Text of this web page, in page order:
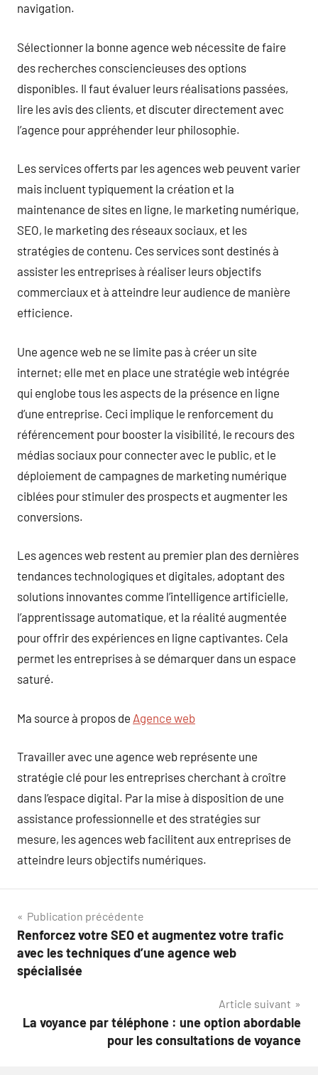
navigation.
Sélectionner la bonne agence web nécessite de faire
des recherches consciencieuses des options
disponibles. Il faut évaluer leurs réalisations passées,
lire les avis des clients, et discuter directement avec
l’agence pour appréhender leur philosophie.
Les services offerts par les agences web peuvent varier
mais incluent typiquement la création et la
maintenance de sites en ligne, le marketing numérique,
SEO, le marketing des réseaux sociaux, et les
stratégies de contenu. Ces services sont destinés à
assister les entreprises à réaliser leurs objectifs
commerciaux et à atteindre leur audience de manière
efficience.
Une agence web ne se limite pas à créer un site
internet; elle met en place une stratégie web intégrée
qui englobe tous les aspects de la présence en ligne
d’une entreprise. Ceci implique le renforcement du
référencement pour booster la visibilité, le recours des
médias sociaux pour connecter avec le public, et le
déploiement de campagnes de marketing numérique
ciblées pour stimuler des prospects et augmenter les
conversions.
Les agences web restent au premier plan des dernières
tendances technologiques et digitales, adoptant des
solutions innovantes comme l’intelligence artificielle,
l’apprentissage automatique, et la réalité augmentée
pour offrir des expériences en ligne captivantes. Cela
permet les entreprises à se démarquer dans un espace
saturé.
Ma source à propos de Agence web
Travailler avec une agence web représente une
stratégie clé pour les entreprises cherchant à croître
dans l’espace digital. Par la mise à disposition de une
assistance professionnelle et des stratégies sur
mesure, les agences web facilitent aux entreprises de
atteindre leurs objectifs numériques.
Navigation
de
l’article
Publication précédente
Renforcez votre SEO et augmentez votre trafic
avec les techniques d’une agence web
spécialisée
Article suivant
La voyance par téléphone : une option abordable
pour les consultations de voyance